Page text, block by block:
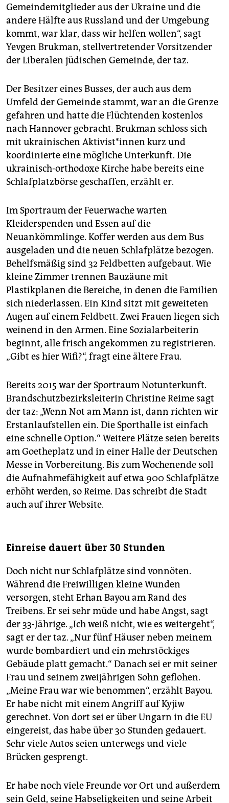
Gemeindemitglieder aus der Ukraine und die
andere Hälfte aus Russland und der Umgebung
kommt, war klar, dass wir helfen wollen“, sagt
Yevgen Brukman, stellvertretender Vorsitzender
der Liberalen jüdischen Gemeinde, der taz.
Der Besitzer eines Busses, der auch aus dem
Umfeld der Gemeinde stammt, war an die Grenze
gefahren und hatte die Flüchtenden kostenlos
nach Hannover gebracht. Brukman schloss sich
mit ukrainischen Ak­ti­vis­t*in­nen kurz und
koordinierte eine mögliche Unterkunft. Die
ukrainisch-orthodoxe Kirche habe bereits eine
Schlafplatzbörse geschaffen, erzählt er.
Im Sportraum der Feuerwache warten
Kleiderspenden und Essen auf die
Neuankömmlinge. Koffer werden aus dem Bus
ausgeladen und die neuen Schlafplätze bezogen.
Behelfsmäßig sind 32 Feldbetten aufgebaut. Wie
kleine Zimmer trennen Bauzäune mit
Plastikplanen die Bereiche, in denen die Familien
sich niederlassen. Ein Kind sitzt mit geweiteten
Augen auf einem Feldbett. Zwei Frauen liegen sich
weinend in den Armen. Eine Sozialarbeiterin
beginnt, alle frisch angekommen zu registrieren.
„Gibt es hier Wifi?“, fragt eine ältere Frau.
Bereits 2015 war der Sportraum Notunterkunft.
Brandschutzbezirksleiterin Christine Reime sagt
der taz: „Wenn Not am Mann ist, dann richten wir
Erstanlaufstellen ein. Die Sporthalle ist einfach
eine schnelle Option.“ Weitere Plätze seien bereits
am Goetheplatz und in einer Halle der Deutschen
Messe in Vorbereitung. Bis zum Wochenende soll
die Aufnahmefähigkeit auf etwa 900 Schlafplätze
erhöht werden, so Reime. Das schreibt die Stadt
auch auf ihrer Website.
Einreise dauert über 30 Stunden
Doch nicht nur Schlafplätze sind vonnöten.
Während die Freiwilligen kleine Wunden
versorgen, steht Erhan Bayou am Rand des
Treibens. Er sei sehr müde und habe Angst, sagt
der 33-Jährige. „Ich weiß nicht, wie es weitergeht“,
sagt er der taz. „Nur fünf Häuser neben meinem
wurde bombardiert und ein mehrstöckiges
Gebäude platt gemacht.“ Danach sei er mit seiner
Frau und seinem zweijährigen Sohn geflohen.
„Meine Frau war wie benommen“, erzählt Bayou.
Er habe nicht mit einem Angriff auf Kyjiw
gerechnet. Von dort sei er über Ungarn in die EU
eingereist, das habe über 30 Stunden gedauert.
Sehr viele Autos seien unterwegs und viele
Brücken gesprengt.
Er habe noch viele Freunde vor Ort und außerdem
sein Geld, seine Habseligkeiten und seine Arbeit